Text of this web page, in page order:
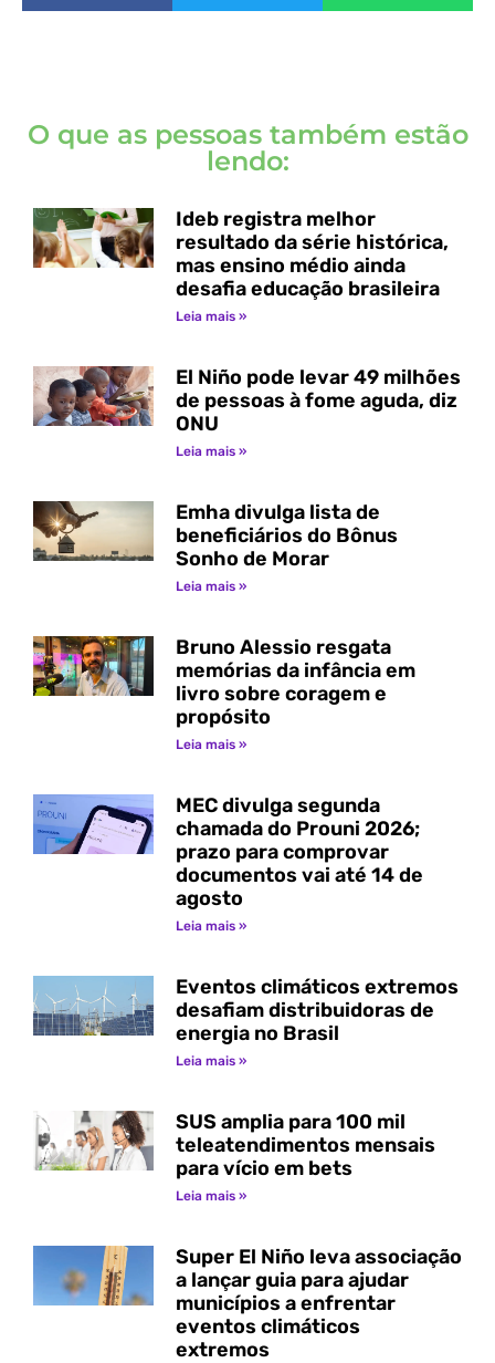
O que as pessoas também estão
lendo:
Ideb registra melhor
resultado da série histórica,
mas ensino médio ainda
desafia educação brasileira
Leia mais »
El Niño pode levar 49 milhões
de pessoas à fome aguda, diz
ONU
Leia mais »
Emha divulga lista de
beneficiários do Bônus
Sonho de Morar
Leia mais »
Bruno Alessio resgata
memórias da infância em
livro sobre coragem e
propósito
Leia mais »
MEC divulga segunda
chamada do Prouni 2026;
prazo para comprovar
documentos vai até 14 de
agosto
Leia mais »
Eventos climáticos extremos
desafiam distribuidoras de
energia no Brasil
Leia mais »
SUS amplia para 100 mil
teleatendimentos mensais
para vício em bets
Leia mais »
Super El Niño leva associação
a lançar guia para ajudar
municípios a enfrentar
eventos climáticos
extremos